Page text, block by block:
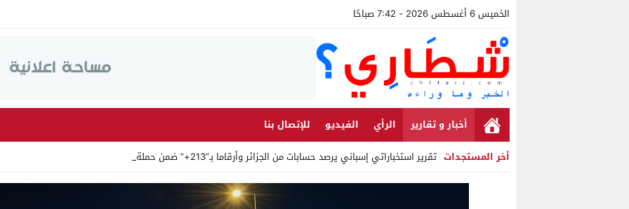
الخميس 6 أغسطس 2026 - 7:42 صباحًا
أخبار و تقارير الرأي الفيديو
للإتصال بنا
أخر المستجدات تقرير استخباراتي إسباني يرصد حسابات من الجزائر وأرقاما بـ”213+” ضمن حملة رقمية منظ_
Stop